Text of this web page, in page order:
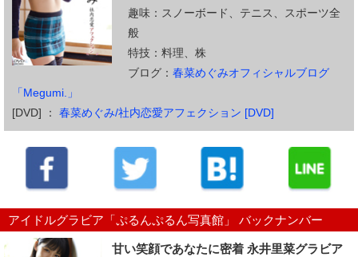
趣味：スノーボード、テニス、スポーツ全
般
特技：料理、株
ブログ：春菜めぐみオフィシャルブログ
「Megumi.」
[DVD] ：
春菜めぐみ/社内恋愛アフェクション [DVD]
アイドルグラビア「ぷるんぷるん写真館」 バックナンバー
甘い笑顔であなたに密着 永井里菜グラビア